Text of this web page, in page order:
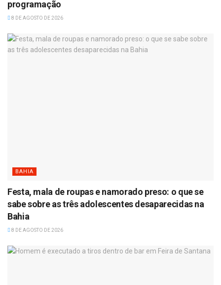
programação
8 DE AGOSTO DE 2026
BAHIA
Festa, mala de roupas e namorado preso: o que se
sabe sobre as três adolescentes desaparecidas na
Bahia
8 DE AGOSTO DE 2026